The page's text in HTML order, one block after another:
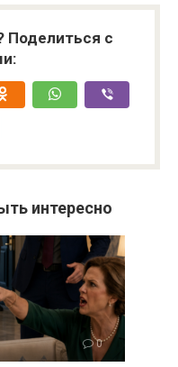
Поделиться с
интересно
0